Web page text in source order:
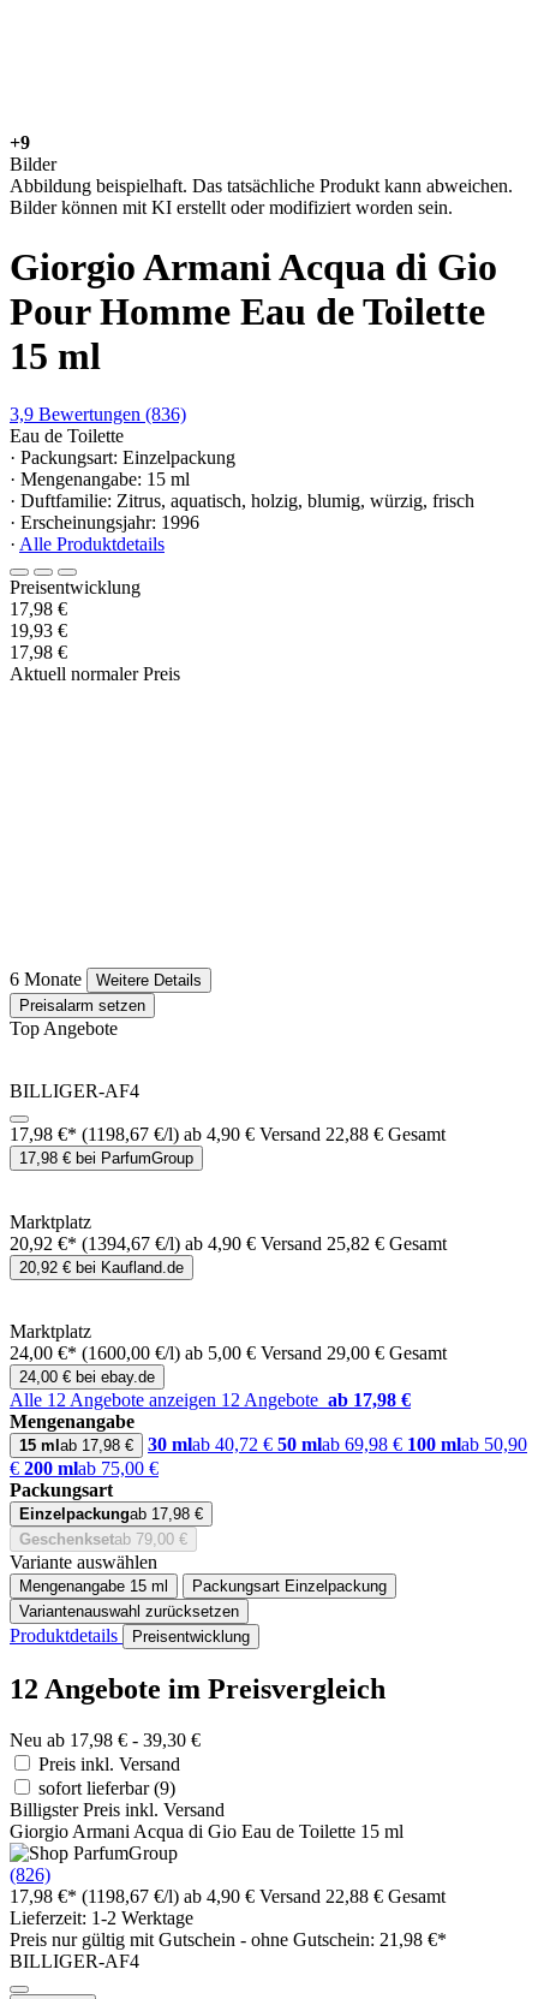
+9
Bilder
Abbildung beispielhaft. Das tatsächliche Produkt kann abweichen.
Bilder können mit KI erstellt oder modifiziert worden sein.
Giorgio Armani Acqua di Gio
Pour Homme Eau de Toilette
15 ml
3,9 Bewertungen (836)
Eau de Toilette
· Packungsart: Einzelpackung
· Mengenangabe: 15 ml
· Duftfamilie: Zitrus, aquatisch, holzig, blumig, würzig, frisch
· Erscheinungsjahr: 1996
· Alle Produktdetails
Preisentwicklung
17,98 €
19,93 €
17,98 €
Aktuell normaler Preis
6 Monate
Weitere Details
Preisalarm setzen
Top Angebote
BILLIGER-AF4
17,98 €* (1198,67 €/l) ab 4,90 € Versand 22,88 € Gesamt
17,98 € bei ParfumGroup
Marktplatz
20,92 €* (1394,67 €/l) ab 4,90 € Versand 25,82 € Gesamt
20,92 € bei Kaufland.de
Marktplatz
24,00 €* (1600,00 €/l) ab 5,00 € Versand 29,00 € Gesamt
24,00 € bei ebay.de
Alle 12 Angebote anzeigen 12 Angebote ab 17,98 €
Mengenangabe
15 ml ab 17,98 € 30 mlab 40,72 € 50 mlab 69,98 € 100 mlab 50,90
€ 200 mlab 75,00 €
Packungsart
Einzelpackungab 17,98 €
Geschenksetab 79,00 €
Variante auswählen
Mengenangabe 15 ml Packungsart Einzelpackung
Variantenauswahl zurücksetzen
Produktdetails Preisentwicklung
12 Angebote im Preisvergleich
Neu ab 17,98 € - 39,30 €
Preis inkl. Versand
sofort lieferbar(9)
Billigster Preis inkl. Versand
Giorgio Armani Acqua di Gio Eau de Toilette 15 ml
(826)
17,98 €* (1198,67 €/l) ab 4,90 € Versand 22,88 € Gesamt
Lieferzeit: 1-2 Werktage
Preis nur gültig mit Gutschein - ohne Gutschein: 21,98 €*
BILLIGER-AF4